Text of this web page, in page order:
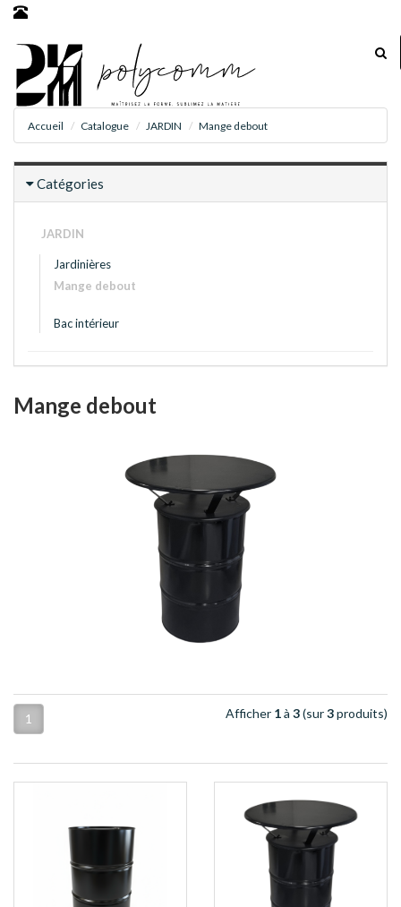
Accueil Catalogue JARDIN Mange debout
Catégories
JARDIN
Jardinières
Mange debout
Bac intérieur
Mange debout
Afficher 1à 3(sur3produits)
1